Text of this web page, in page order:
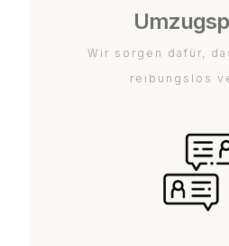
Wir sorgen dafür,
reibungslos